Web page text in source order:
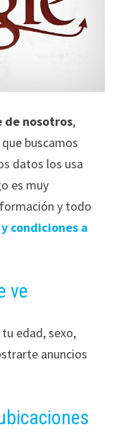
de nosotros,
buscamos
datos los usa
es muy
y todo
condiciones a
ve
edad, sexo,
anuncios